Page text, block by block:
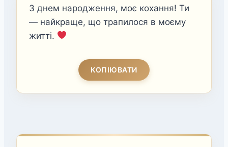
З днем народження, моє кохання! Ти
— найкраще, що трапилося в моєму
житті.
КОПІЮВАТИ